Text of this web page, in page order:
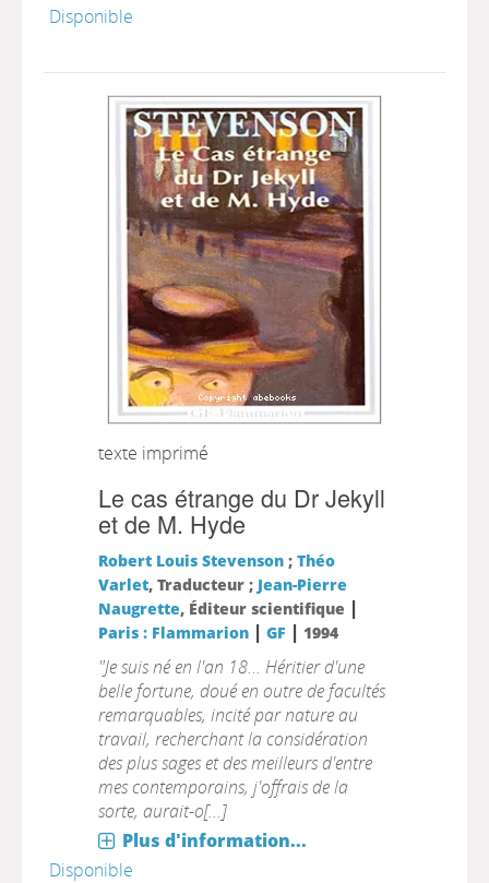
Disponible
texte imprimé
Le cas étrange du Dr Jekyll
et de M. Hyde
Robert Louis Stevenson; Théo
Varlet, Traducteur ; Jean-Pierre
Naugrette, Éditeur scientifique |
Paris : Flammarion| GF | 1994
"Je suis né en l'an 18... Héritier d'une
belle fortune, doué en outre de facultés
remarquables, incité par nature au
travail, recherchant la considération
des plus sages et des meilleurs d'entre
mes contemporains, j'offrais de la
sorte, aurait-o[...]
Plus d'information...
Disponible